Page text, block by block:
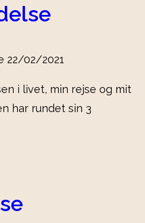
22/02/2021
i livet, min rejse og mit
har rundet sin 3